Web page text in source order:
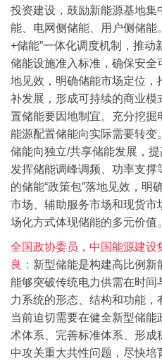
投资建设，鼓励新能源基地
能、电网侧储能、用户侧储能
+储能”一体化调度机制，推
储能设施准入标准，确保安
地见效，明确储能市场定位
补发展，形成可持续的商业模
置储能要因地制宜。充分挖
能源配置储能向实际需要转
储能向独立/共享储能发展，
发挥储能调峰调频、功率支
的储能“政策包”落地见效，明
市场、辅助服务市场和现货
场化方式体现储能的多元价值。
全国政协委员，中国能源建
良： 新型储能是构建高比例新
能够突破传统电力供需在时
力系统的形态、结构和功能，
当前迫切需要在健全新型储
术体系、完善标准体系、形
中攻关重大共性问题，尽快